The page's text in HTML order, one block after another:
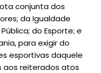
conjunta dos
da Igualdade
do Esporte; e
para exigir do
esportivas daquele
aos reiterados atos